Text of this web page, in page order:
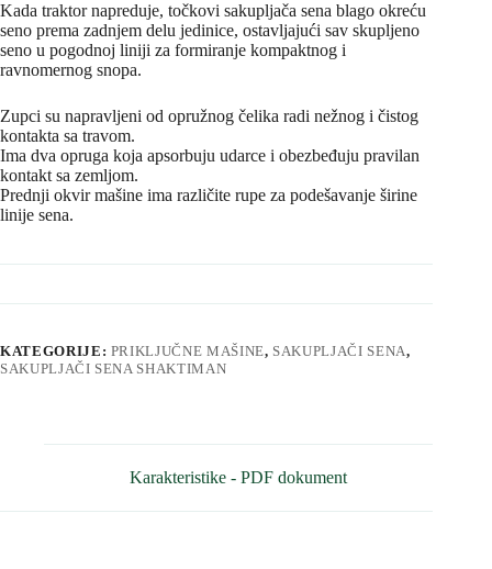
Kada traktor napreduje, točkovi sakupljača sena blago okreću
seno prema zadnjem delu jedinice, ostavljajući sav skupljeno
seno u pogodnoj liniji za formiranje kompaktnog i
ravnomernog snopa.
Zupci su napravljeni od opružnog čelika radi nežnog i čistog
kontakta sa travom.
Ima dva opruga koja apsorbuju udarce i obezbeđuju pravilan
kontakt sa zemljom.
Prednji okvir mašine ima različite rupe za podešavanje širine
linije sena.
KATEGORIJE: PRIKLJUČNE MAŠINE, SAKUPLJAČI SENA,
SAKUPLJAČI SENA SHAKTIMAN
Karakteristike - PDF dokument